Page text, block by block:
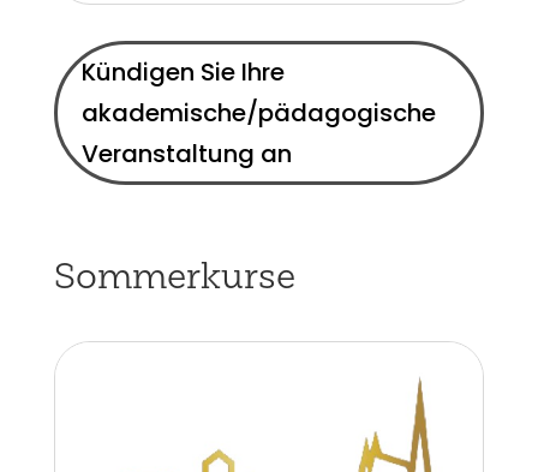
Kündigen Sie Ihre
akademische/pädagogische
Veranstaltung an
Sommerkurse